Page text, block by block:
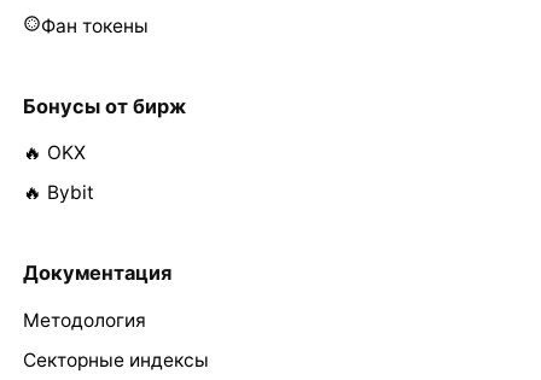
Фан токены
Бонусы от бирж
🔥 OKX
🔥 Bybit
Документация
Методология
Секторные индексы